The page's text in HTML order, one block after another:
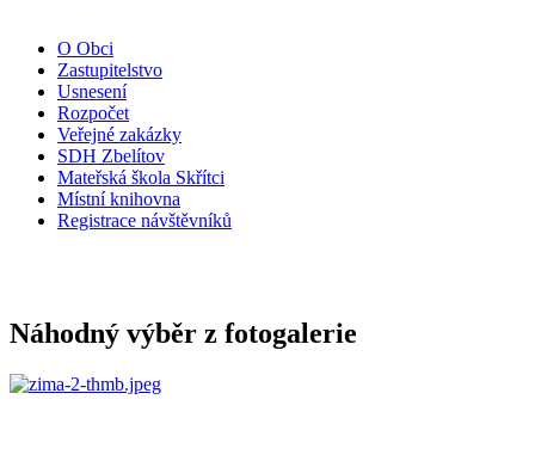
O Obci
Zastupitelstvo
Usnesení
Rozpočet
Veřejné zakázky
SDH Zbelítov
Mateřská škola Skřítci
Místní knihovna
Registrace návštěvníků
Náhodný výběr z fotogalerie